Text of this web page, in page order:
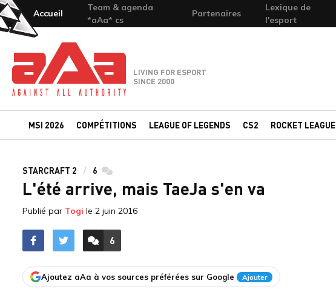
Accueil
Team & agenda
*aAa* cs
Partenaires
Lexique de
l'esport
Team-aAa - against All authority
LIVING FOR ESPORT
SINCE 2000
MSI 2026 COMPÉTITIONS LEAGUE OF LEGENDS CS2 ROCKET LEAGUE
STARCRAFT 2 6 commentaires
L'été arrive, mais TaeJa s'en va
Publié par Togi le 2 juin 2016
ACCÉDER AUX
6
COMMENTAIRES
Ajoutez aAa à vos sources préférées sur Google Ajouter